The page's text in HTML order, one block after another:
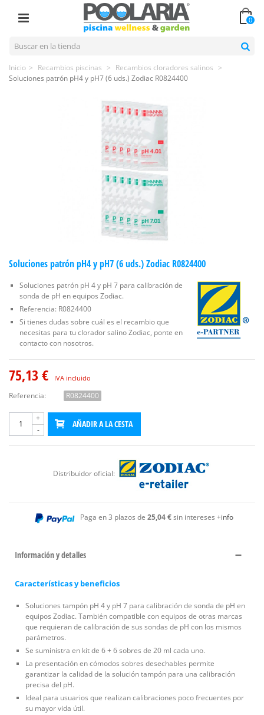
0
Inicio > Recambios piscinas > Recambios cloradores salinos >
Soluciones patrón pH4 y pH7 (6 uds.) Zodiac R0824400
Soluciones patrón pH4 y pH7 (6 uds.) Zodiac R0824400
Soluciones patrón pH 4 y pH 7 para calibración de
sonda de pH en equipos Zodiac.
Referencia: R0824400
Si tienes dudas sobre cuál es el recambio que
necesitas para tu clorador salino Zodiac, ponte en
contacto con nosotros.
75,13 € IVA incluido
Referencia: R0824400
-
+
AÑADIR A LA CESTA
Distribuidor oficial:
Paga en 3 plazos de 25,04 €sin intereses +info
Información y detalles
Características y beneficios
Soluciones tampón pH 4 y pH 7 para calibración de sonda de pH en
equipos Zodiac. También compatible con equipos de otras marcas
que requieran de calibración de sus sondas de pH con los mismos
parámetros.
Se suministra en kit de 6 + 6 sobres de 20 ml cada uno.
La presentación en cómodos sobres desechables permite
garantizar la calidad de la solución tampón para una calibración
precisa del pH.
Ideal para usuarios que realizan calibraciones poco frecuentes por
su mayor vida útil.